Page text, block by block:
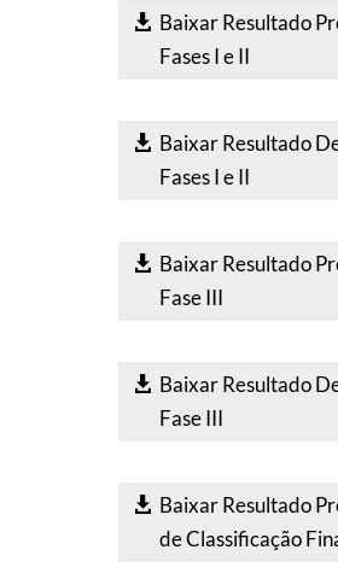
Baixar Resultado
Fases I e II
Baixar Resultado
Fases I e II
Baixar Resultado
Fase III
Baixar Resultado
Fase III
Baixar Resultado
de Classificação